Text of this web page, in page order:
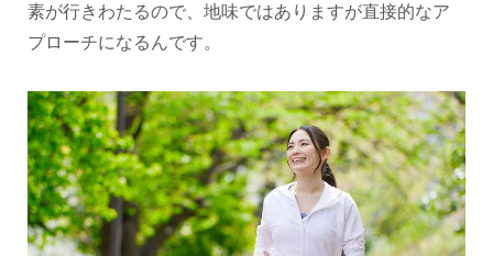
素が行きわたるので、地味ではありますが直接的なア
プローチになるんです。